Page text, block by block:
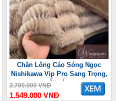
Chăn Lông Cáo Sóng Ngọc
Nishikawa Vip Pro Sang Trọng,
Ấm Áp
2.700.000 VNĐ
1.549.000 VNĐ